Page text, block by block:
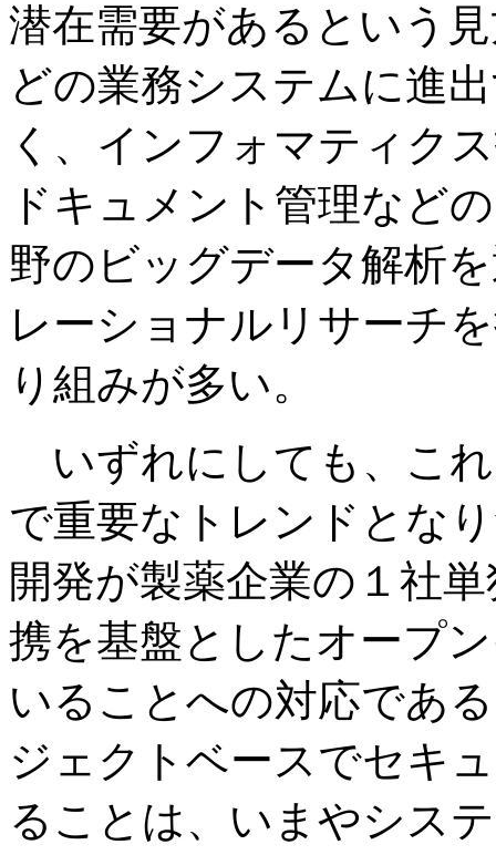
潜在需要があるという
どの業務システムに進
く、インフォマティク
ドキュメント管理など
野のビッグデータ解析
レーショナルリサーチ
り組みが多い。
いずれにしても、こ
で重要なトレンドとな
開発が製薬企業の１社
携を基盤としたオープ
いることへの対応であ
ジェクトベースでセキ
ることは、いまやシス